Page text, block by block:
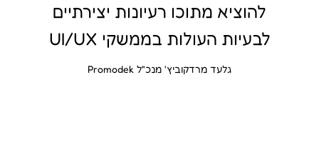
להוציא מתוכו רעיונות יצירתיים
לבעיות העולות בממשקי UI/UX
גלעד מרדקוביץ' מנכ"ל Promodek